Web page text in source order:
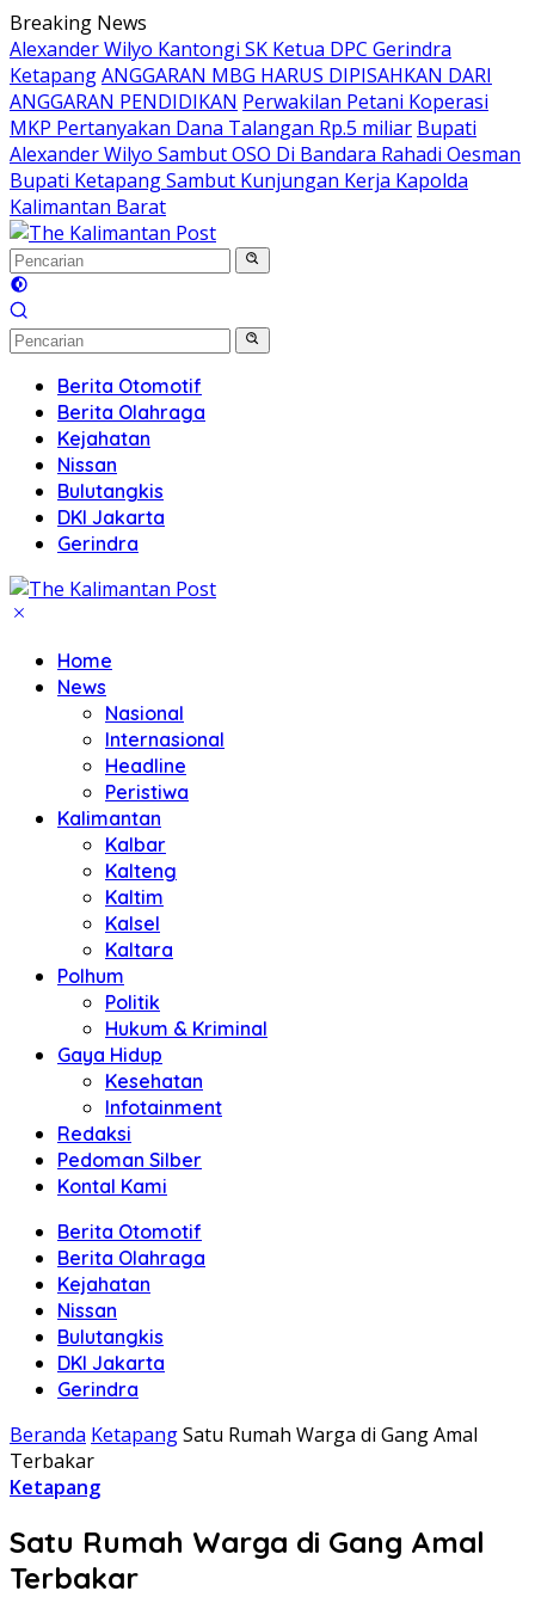
Langsung
ke
konten
Breaking News
Alexander Wilyo Kantongi SK Ketua DPC Gerindra
KetapangANGGARAN MBG HARUS DIPISAHKAN DARI
ANGGARAN PENDIDIKAN Perwakilan Petani Koperasi
MKP Pertanyakan Dana Talangan Rp.5 miliar Bupati
Alexander Wilyo Sambut OSO Di Bandara Rahadi Oesman
Bupati Ketapang Sambut Kunjungan Kerja Kapolda
Kalimantan Barat
Berita Otomotif
Berita Olahraga
Kejahatan
Nissan
Bulutangkis
DKI Jakarta
Gerindra
Home
News
Nasional
Internasional
Headline
Peristiwa
Kalimantan
Kalbar
Kalteng
Kaltim
Kalsel
Kaltara
Polhum
Politik
Hukum & Kriminal
Gaya Hidup
Kesehatan
Infotainment
Redaksi
Pedoman Silber
Kontal Kami
Berita Otomotif
Berita Olahraga
Kejahatan
Nissan
Bulutangkis
DKI Jakarta
Gerindra
Beranda KetapangSatu Rumah Warga di Gang Amal
Terbakar
Ketapang
Satu Rumah Warga di Gang Amal
Terbakar